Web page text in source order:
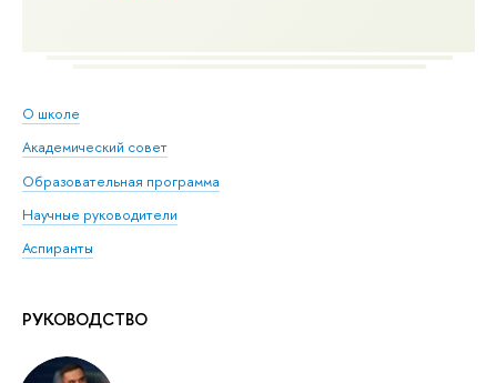
О школе
Академический совет
Образовательная программа
Научные руководители
Аспиранты
РУКОВОДСТВО